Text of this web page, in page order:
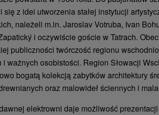
się z idei utworzenia stałej instytucji
należeli m.in. Jaroslav Votruba, Ivan
i oczywiście goście w Tatrach.
publiczności twórczość regionu
i ważnych osobistości. Region Słowacji
bogatą kolekcją zabytków architektury
oraz malowideł ściennych i
elektrowni daje możliwość